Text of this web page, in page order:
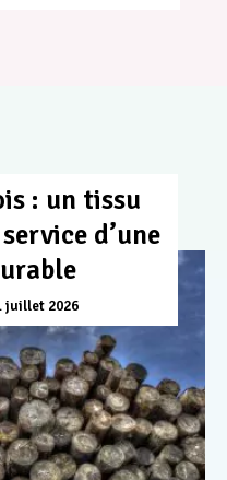
: un tissu
d’une
juillet 2026